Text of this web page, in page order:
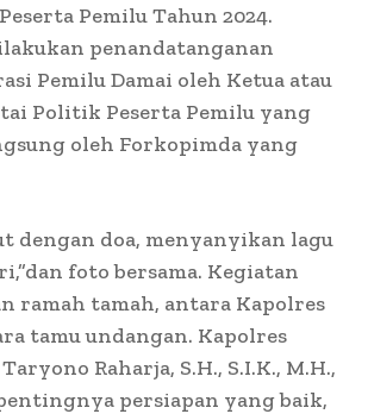
Pemilu Tahun 2024.
penandatanganan
Pemilu Damai oleh Ketua atau
Politik Peserta Pemilu yang
oleh Forkopimda yang
dengan doa, menyanyikan lagu
foto bersama. Kegiatan
ramah tamah, antara Kapolres
tamu undangan. Kapolres
Raharja, S.H., S.I.K., M.H.,
persiapan yang baik,